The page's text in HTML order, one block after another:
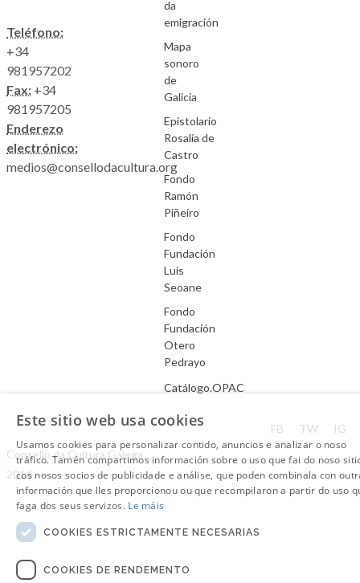
Teléfono:
+34
981957202
Fax: +34
981957205
Enderezo
electrónico:
medios@consellodacultura.org
da
emigración
Mapa
sonoro
de
Galicia
Epistolario
Rosalía de
Castro
Fondo
Ramón
Piñeiro
Fondo
Fundación
Luís
Seoane
Fondo
Fundación
Otero
Pedrayo
Catálogo.OPAC
Aviso Legal
Consello da Cultura Galega.
2016
FB TW IG
Este sitio web usa cookies
Usamos cookies para personalizar contido, anuncios e analizar o noso
tráfico. Tamén compartimos información sobre o uso que fai do noso
cos nosos socios de publicidade e análise, que poden combinala con
información que lles proporcionou ou que recompilaron a partir do uso
faga dos seus servizos. Le máis
COOKIES ESTRICTAMENTE NECESARIAS
COOKIES DE RENDEMENTO